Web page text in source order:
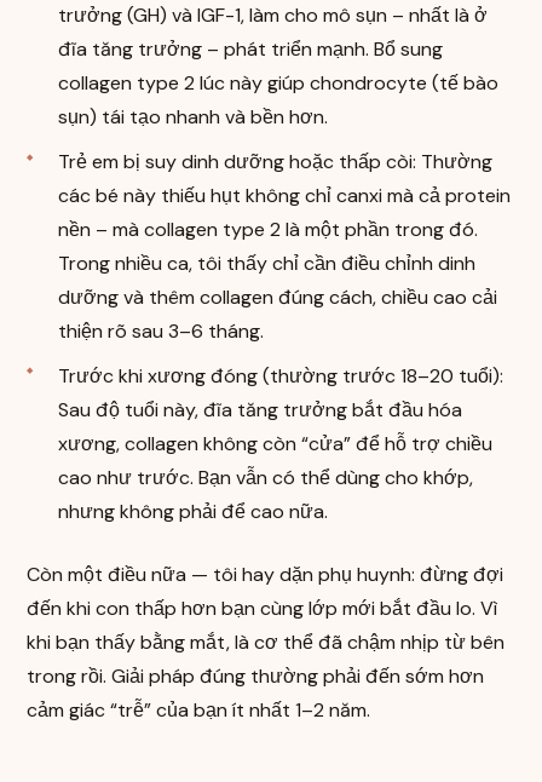
trưởng (GH) và IGF-1, làm cho mô sụn – nhất là ở
đĩa tăng trưởng – phát triển mạnh. Bổ sung
collagen type 2 lúc này giúp chondrocyte (tế bào
sụn) tái tạo nhanh và bền hơn.
Trẻ em bị suy dinh dưỡng hoặc thấp còi: Thường
các bé này thiếu hụt không chỉ canxi mà cả protein
nền – mà collagen type 2 là một phần trong đó.
Trong nhiều ca, tôi thấy chỉ cần điều chỉnh dinh
dưỡng và thêm collagen đúng cách, chiều cao cải
thiện rõ sau 3–6 tháng.
Trước khi xương đóng (thường trước 18–20 tuổi):
Sau độ tuổi này, đĩa tăng trưởng bắt đầu hóa
xương, collagen không còn “cửa” để hỗ trợ chiều
cao như trước. Bạn vẫn có thể dùng cho khớp,
nhưng không phải để cao nữa.
Còn một điều nữa — tôi hay dặn phụ huynh: đừng đợi
đến khi con thấp hơn bạn cùng lớp mới bắt đầu lo. Vì
khi bạn thấy bằng mắt, là cơ thể đã chậm nhịp từ bên
trong rồi. Giải pháp đúng thường phải đến sớm hơn
cảm giác “trễ” của bạn ít nhất 1–2 năm.